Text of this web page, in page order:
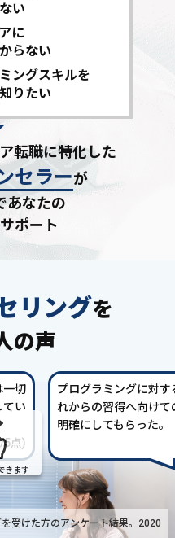
い
に
らない
ングスキルを
りたい
転職に特化した
セラーが
あなたの
ポート
リングを
の声
一切
てい
5点)
プログラミングに対
れからの習得へ向け
明確にしてもらった。
きます
受けた方のアンケート結果。2020